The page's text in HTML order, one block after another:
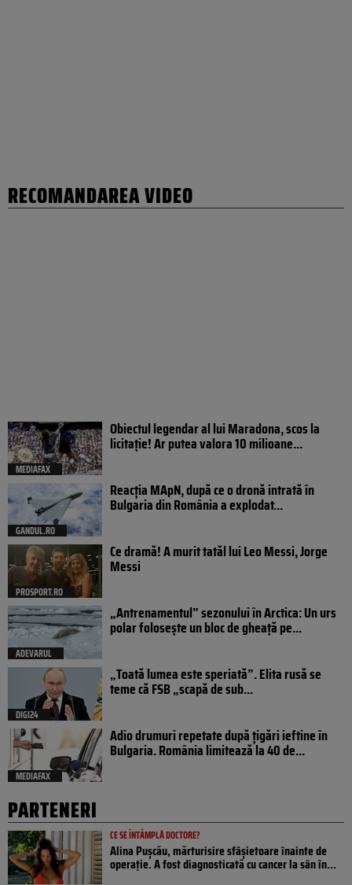
RECOMANDAREA VIDEO
MEDIAFAX
Obiectul legendar al lui Maradona, scos la
licitație! Ar putea valora 10 milioane...
GANDUL.RO
Reacția MApN, după ce o dronă intrată în
Bulgaria din România a explodat...
PROSPORT.RO
Ce dramă! A murit tatăl lui Leo Messi, Jorge
Messi
ADEVARUL
„Antrenamentul” sezonului în Arctica: Un urs
polar folosește un bloc de gheață pe...
DIGI24
„Toată lumea este speriată”. Elita rusă se
teme că FSB „scapă de sub...
MEDIAFAX
Adio drumuri repetate după țigări ieftine în
Bulgaria. România limitează la 40 de...
PARTENERI
CE SE ÎNTÂMPLĂ DOCTORE?
Alina Pușcău, mărturisire sfâșietoare înainte de
operație. A fost diagnosticată cu cancer la sân în...